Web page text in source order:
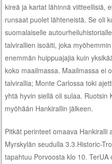
kireä ja kartat lähinnä viitteellisiä,
runsaat puolet lähteneistä. Se oli
suomalaiselle
talvirallien isoäiti, joka
enemmän huippuajajia kuin
koko maailmassa. Maailmassa ei
talvirallia; Monte Carlossa toki
yhtä hyvin siellä oli sulaa. Ruotsin
myöhään Hankirallin jälkeen.
Pitkät perinteet omaava Hankiralli
Myrskylän seudulla 3.3.Historic-
tapahtuu Porvoosta klo 10.